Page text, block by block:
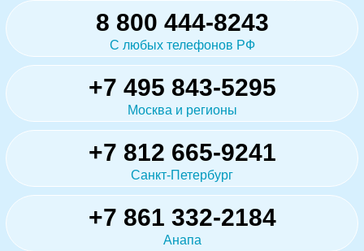
8 800 444-8243
С любых телефонов РФ
+7 495 843-5295
Москва и регионы
+7 812 665-9241
Санкт-Петербург
+7 861 332-2184
Анапа